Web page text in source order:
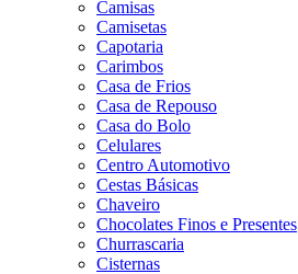
Camisas
Camisetas
Capotaria
Carimbos
Casa de Frios
Casa de Repouso
Casa do Bolo
Celulares
Centro Automotivo
Cestas Básicas
Chaveiro
Chocolates Finos e Presentes
Churrascaria
Cisternas